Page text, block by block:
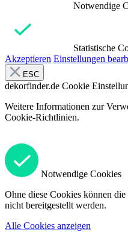
Notwendige
Statistische
Akzeptieren Einstellungen
ESC
dekorfinder.de Cookie
Weitere Informationen zur
Cookie-Richtlinien.
Notwendige Cookies
Ohne diese Cookies können
nicht bereitgestellt werden.
Alle Cookies anzeigen